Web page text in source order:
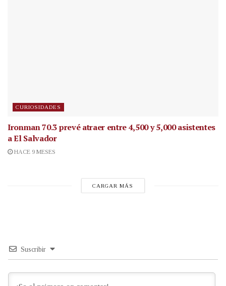
CURIOSIDADES
Ironman 70.3 prevé atraer entre 4,500 y 5,000 asistentes
a El Salvador
HACE 9 MESES
CARGAR MÁS
Suscribir